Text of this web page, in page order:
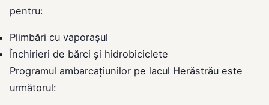
pentru:
Plimbări cu vaporașul
Închirieri de bărci și hidrobiciclete
Programul ambarcațiunilor pe lacul Herăstrău este
următorul: